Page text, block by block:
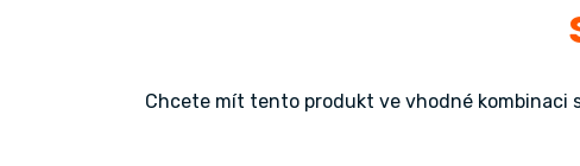
Chcete mít tento produkt ve vhodné kombinaci